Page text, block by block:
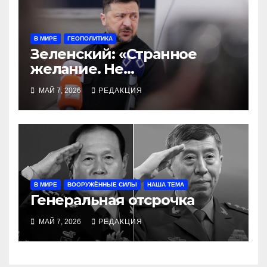
В МИРЕ ГЕОПОЛИТИКА
Зеленский: «Странное
желание. Не
рекомендуем»
МАЙ 7, 2026 РЕДАКЦИЯ
В МИРЕ ВООРУЖЁННЫЕ СИЛЫ НАША ТЕМА
Генеральная отсрочка
МАЙ 7, 2026 РЕДАКЦИЯ